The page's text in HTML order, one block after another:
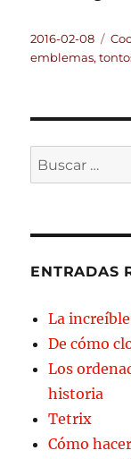
Publicado
el
2016-02-08
emblemas,
Buscar
por:
ENTRADAS
La
De cómo
Los
historia
Tetrix
Cómo